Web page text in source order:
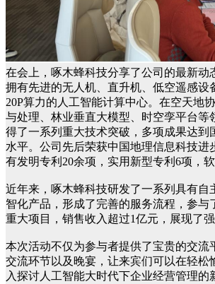
在会上，啄木蜂科技分享了公司的最新动
拥有先进的无人机、直升机、低空遥感设
20P算力的人工智能计算中心。在空天地
与处理、林业垂直大模型、时空孪平台等
得了一系列重大技术突破，多项成果达到
水平。公司先后荣获中国地理信息科技进
有发明专利20余项，实用新型专利6项，软
近年来，啄木蜂科技研发了一系列具有自
智化产品，形成了完善的服务流程，参与
重大项目，销售收入超过1亿元，展现了强
本次活动不仅为参与者提供了宝贵的交流
交流环节以及晚宴，让来宾们可以在轻松
入探讨人工智能大时代下企业经营管理的